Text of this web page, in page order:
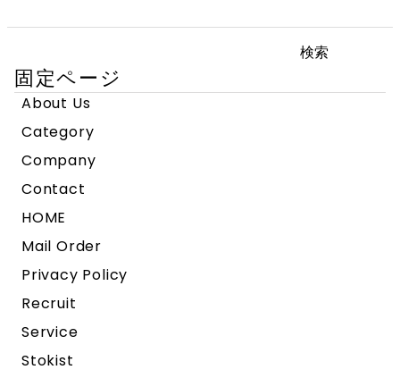
索:
固定ページ
About Us
Category
Company
Contact
HOME
Mail Order
Privacy Policy
Recruit
Service
Stokist